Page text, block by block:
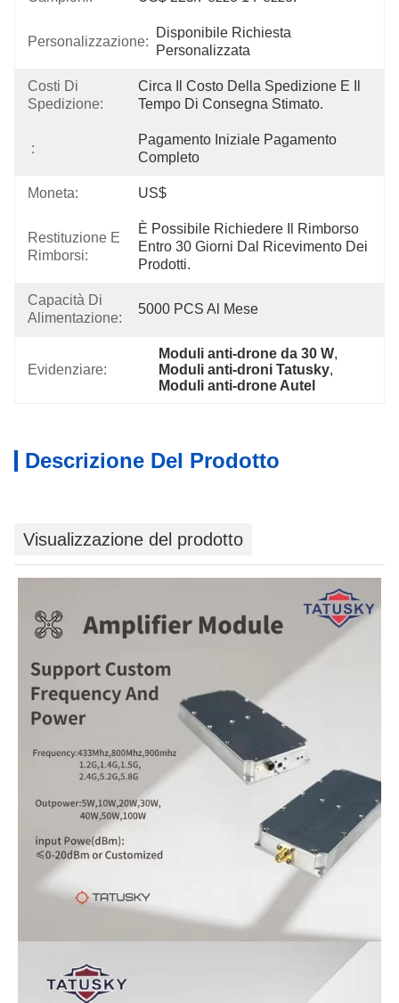
Personalizzazione:
Disponibile Richiesta
Personalizzata
Costi Di
Spedizione:
Circa Il Costo Della Spedizione E Il
Tempo Di Consegna Stimato.
:
Pagamento Iniziale Pagamento
Completo
Moneta: US$
Restituzione E
Rimborsi:
È Possibile Richiedere Il Rimborso
Entro 30 Giorni Dal Ricevimento Dei
Prodotti.
Capacità Di
Alimentazione:
5000 PCS Al Mese
Evidenziare:
Moduli anti-drone da 30 W,
Moduli anti-droni Tatusky,
Moduli anti-drone Autel
Descrizione Del Prodotto
Visualizzazione del prodotto